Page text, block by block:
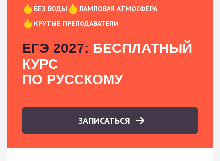
БЕЗ ВОДЫ
ЛАМПОВАЯ АТМОСФЕРА
КРУТЫЕ ПРЕПОДАВАТЕЛИ
ЕГЭ 2027: БЕСПЛАТНЫЙ
КУРС
ПО РУССКОМУ
ЗАПИСАТЬСЯ